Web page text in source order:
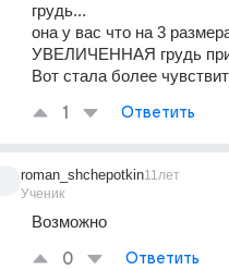
грудь...
она у вас что на 3
УВЕЛИЧЕННАЯ грудь при
Вот стала более
1 Ответить
roman_shchepotkin
Ученик
11лет
Возможно
0 Ответить